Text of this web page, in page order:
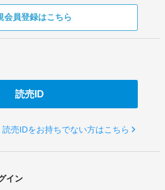
会員登録はこちら
読売ID
読売IDをお持ちでない方はこちら
イン